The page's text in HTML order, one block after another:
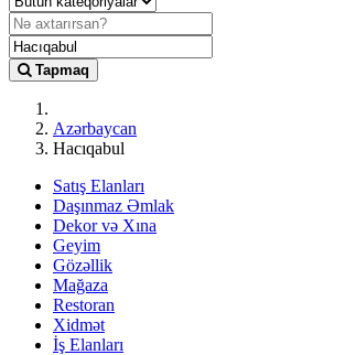
Tapmaq
Azərbaycan
Hacıqabul
Satış Elanları
Daşınmaz Əmlak
Dekor və Xına
Geyim
Gözəllik
Mağaza
Restoran
Xidmət
İş Elanları